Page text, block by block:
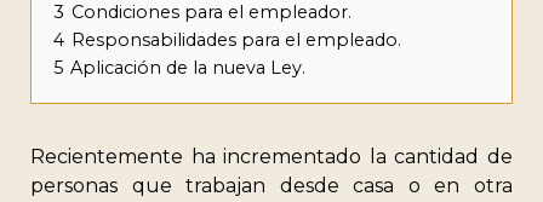
3 Condiciones para el empleador.
4 Responsabilidades para el empleado.
5 Aplicación de la nueva Ley.
Recientemente ha incrementado la cantidad de
personas que trabajan desde casa o en otra